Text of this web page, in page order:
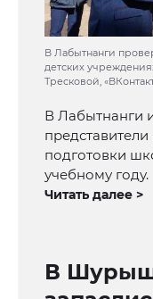
В Лабытнанги
детских
Тресковой,
В Лабытнанги
подготовки
учебному году.
Читать далее >
В